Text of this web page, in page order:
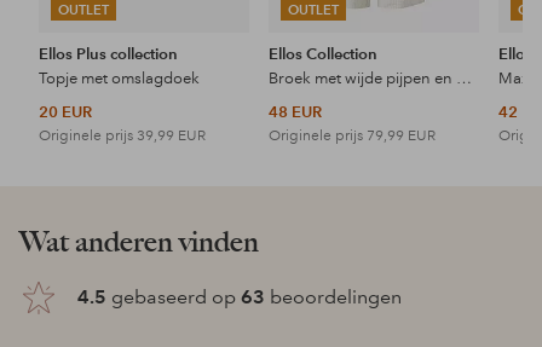
OUTLET
Ellos Plus collection
Topje met omslagdoek
20 EUR
Originele prijs 39,99 EUR
OUTLET
Ellos Collection
Broek met wijde pijpen en hoge taille
48 EUR
Originele prijs 79,99 EUR
Ellos
Maxi-
42
Wat anderen vinden
4.5 gebaseerd op 63 beoordelingen